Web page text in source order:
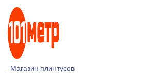
Перейти
содержимому
Магазин плинтусов